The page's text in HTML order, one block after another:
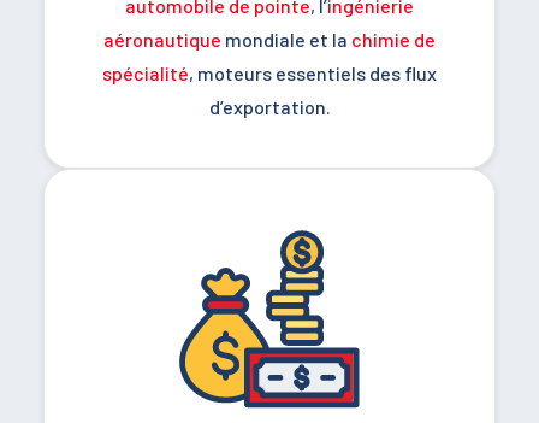
automobile de pointe, l’ingénierie
aéronautique mondiale et la chimie de
spécialité, moteurs essentiels des flux
d’exportation.